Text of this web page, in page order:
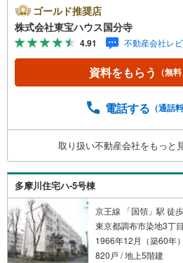
のご連絡をおすすめいたしま
る」ボタンよりご予約いただ
です。事前に鍵の手配や内覧
すのでご了承ください。
買いただいたお客様はTOHO
けます。10～20、30年後の
ご提供いたします。◆FPによ
運用・相続など幅広くアドバ
を問わず、安心してご利用い
無料駐車場、キッズスペース
も安心です。の体制で皆様の
ます。
ゴールド推奨店
株式会社東宝ハウス国分寺
4.91 不動産会社レ
資料をもらう （無料
電話する （通話
取り扱い不動産会社をもっと
多摩川住宅ハ-5号棟
京王線 「国領」駅 徒
東京都調布市染地3丁目
1966年12月（築60年）
820戸 / 地上5階建